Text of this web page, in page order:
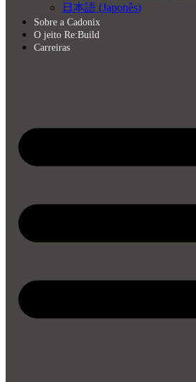
日本語 (Japonês)
Sobre a Cadonix
O jeito Re:Build
Carreiras